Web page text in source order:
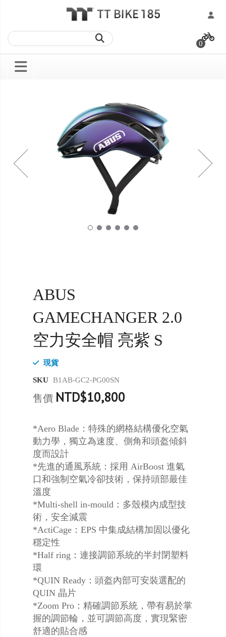
0
images
gallery
images
gallery
ABUS
GAMECHANGER 2.0
空力安全帽 亮紫 S
現貨
SKU B1AB-GC2-PG00SN
售價 NTD$10,800
*Aero Blade：特殊的網格結構優化空氣
動力學，獨立為速度、側角和頭盔傾斜
度而設計
*先進的通風系統：採用 AirBoost 進氣
口和強制空氣冷卻技術，保持頭部最佳
溫度
*Multi-shell in-mould：多殼模內成型技
術，安全減震
*ActiCage：EPS 中集成結構加固以優化
穩定性
*Half ring：連接調節系統的半封閉塑料
環
*QUIN Ready：頭盔內部可安裝選配的
QUIN 晶片
*Zoom Pro：精確調節系統，帶有易於掌
握的調節輪，並可調節高度，實現緊密
舒適的貼合感